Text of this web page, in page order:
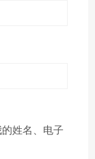
的姓名、电子